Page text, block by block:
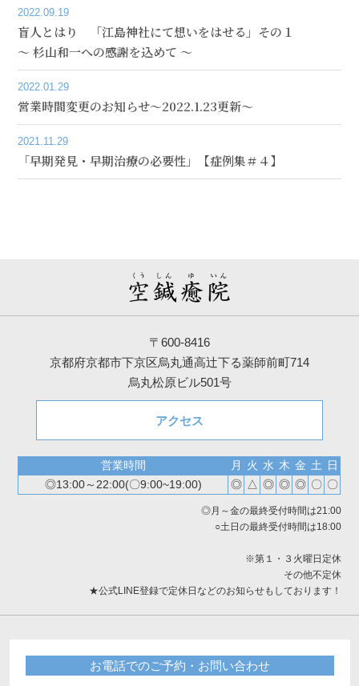
2022.09.19
盲人とはり 「江島神社にて想いをはせる」その１
～ 杉山和一への感謝を込めて ～
2022.01.29
営業時間変更のお知らせ～2022.1.23更新～
2021.11.29
「早期発見・早期治療の必要性」【症例集＃４】
〒600-8416
京都府京都市下京区烏丸通高辻下る薬師前町714
烏丸松原ビル501号
アクセス
営業時間 月 火 水 木 金 土 日
◎13:00～22:00(〇9:00~19:00)
◎ △ ◎ ◎ ◎ 〇 〇
◎月～金の最終受付時間は21:00
○土日の最終受付時間は18:00
※第１・３火曜日定休
その他不定休
★公式LINE登録で定休日などのお知らせもしております！
お電話でのご予約・お問い合わせ